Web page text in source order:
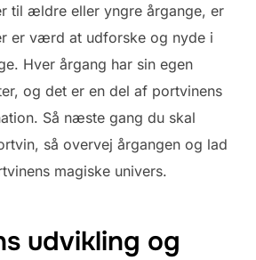
til ældre eller yngre årgange, er
er værd at udforske og nyde i
Hver årgang har sin egen
og det er en del af portvinens
Så næste gang du skal
så overvej årgangen og lad
magiske univers.
udvikling og